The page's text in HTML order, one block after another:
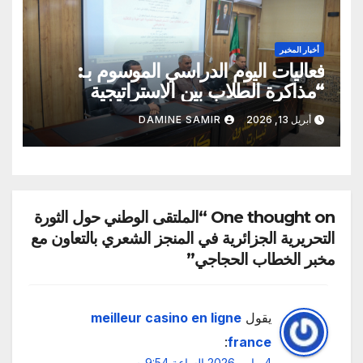
أخبار المخبر
فعاليات اليوم الدراسي الموسوم بـ:
“مذاكرة الطلاب بين الاستراتيجية
العلمية الواعية والتقليد الاعتباطي”
أبريل 13, 2026 DAMINE SAMIR
One thought on “الملتقى الوطني حول الثورة
التحريرية الجزائرية في المنجز الشعري بالتعاون مع
مخبر الخطاب الحجاجي”
يقول meilleur casino en ligne
france
: